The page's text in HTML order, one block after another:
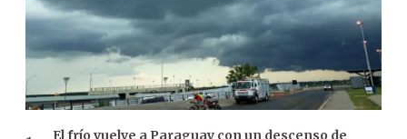
El frío vuelve a Paraguay con un descenso de